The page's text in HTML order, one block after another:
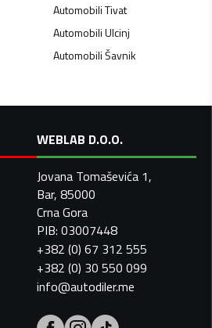
AutomobiliTivat
AutomobiliUlcinj
AutomobiliŠavnik
WEBLAB D.O.O.
Jovana Tomaševića 1,
Bar, 85000
Crna Gora
PIB: 03007448
+382 (0) 67 312 555
+382 (0) 30 550 099
info@autodiler.me